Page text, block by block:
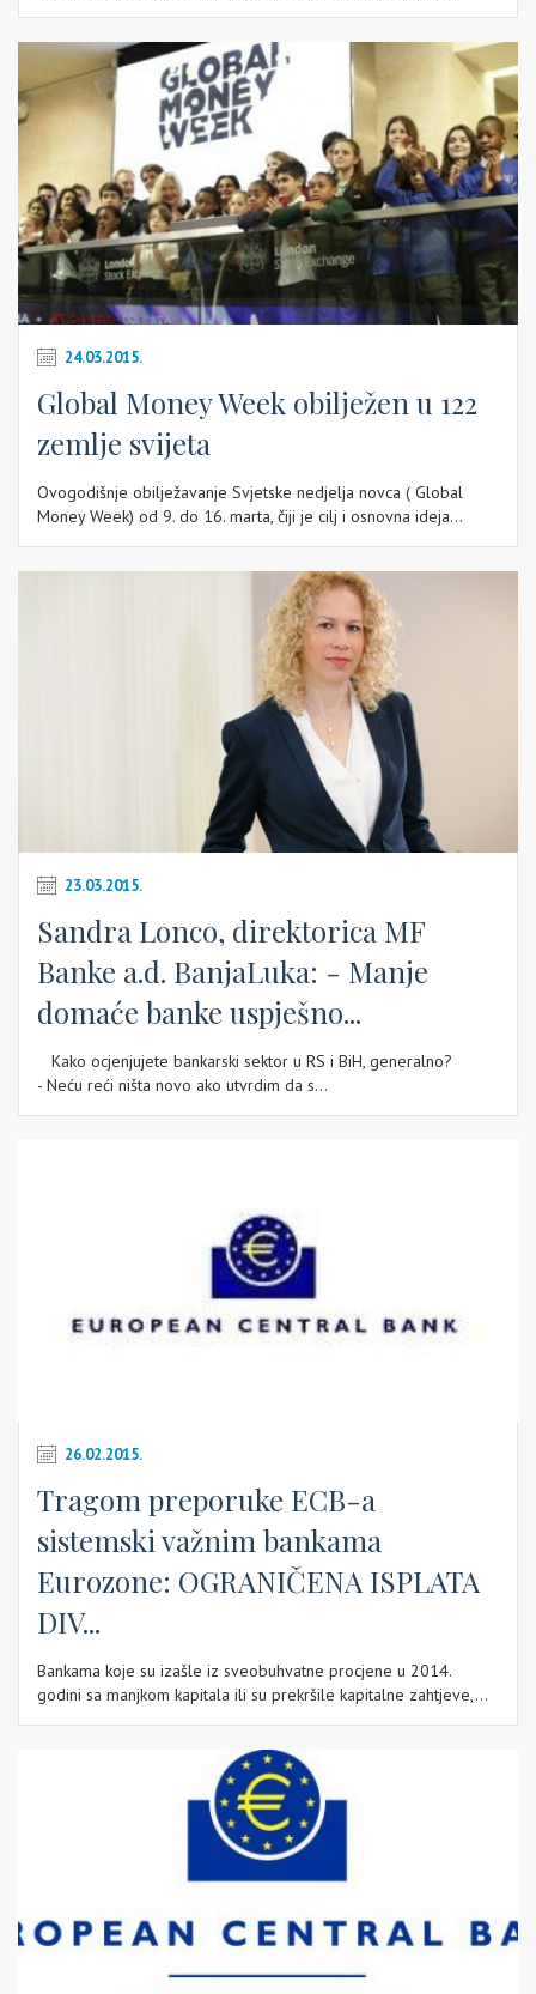
24.03.2015.
Global Money Week obilježen u 122
zemlje svijeta
Ovogodišnje obilježavanje Svjetske nedjelja novca ( Global
Money Week) od 9. do 16. marta, čiji je cilj i osnovna ideja...
23.03.2015.
Sandra Lonco, direktorica MF
Banke a.d. BanjaLuka: - Manje
domaće banke uspješno...
Kako ocjenjujete bankarski sektor u RS i BiH, generalno?
- Neću reći ništa novo ako utvrdim da s...
26.02.2015.
Tragom preporuke ECB-a
sistemski važnim bankama
Eurozone: OGRANIČENA ISPLATA
DIV...
Bankama koje su izašle iz sveobuhvatne procjene u 2014.
godini sa manjkom kapitala ili su prekršile kapitalne zahtjeve,...